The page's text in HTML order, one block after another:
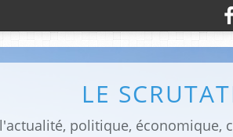
LE